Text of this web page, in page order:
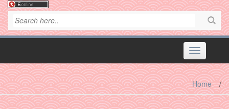
Toggle
navigation
Home /